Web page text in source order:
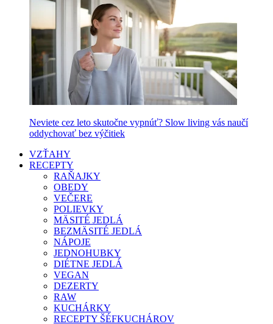
Neviete cez leto skutočne vypnúť? Slow living vás naučí
oddychovať bez výčitiek
VZŤAHY
RECEPTY
RAŇAJKY
OBEDY
VEČERE
POLIEVKY
MÄSITÉ JEDLÁ
BEZMÄSITÉ JEDLÁ
NÁPOJE
JEDNOHUBKY
DIÉTNE JEDLÁ
VEGAN
DEZERTY
RAW
KUCHÁRKY
RECEPTY ŠÉFKUCHÁROV